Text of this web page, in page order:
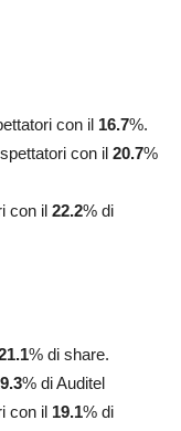
con il 16.7%.
spettatori con il 20.7%
con il 22.2% di
% di share.
% di Auditel
con il 19.1% di